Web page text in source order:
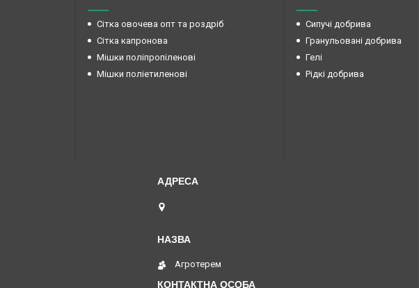
Сітка овочева опт та роздріб
Сітка капронова
Мішки поліпропіленові
Мішки поліетиленові
Сипучі добрива
Гранульовані добрива
Гелі
Рідкі добрива
Агротерем